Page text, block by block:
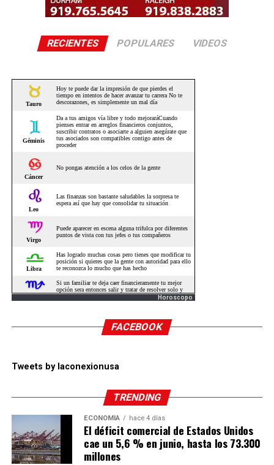
RECIENTES POPULARES VIDEOS
Horoscopo
FACEBOOK
Tweets by laconexionusa
TRENDING
ECONOMÍA hace 4 días
El déficit comercial de Estados Unidos
cae un 5,6 % en junio, hasta los 73.300
millones